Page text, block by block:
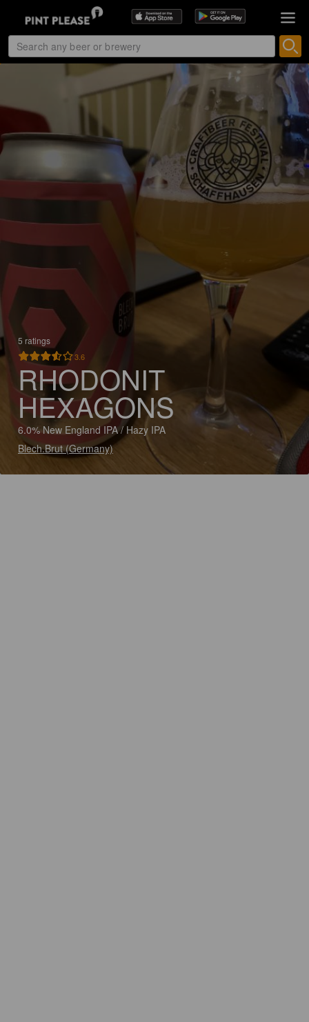
5 ratings
3.6
RHODONIT
HEXAGONS
6.0% New England IPA / Hazy IPA
Blech.Brut (Germany)